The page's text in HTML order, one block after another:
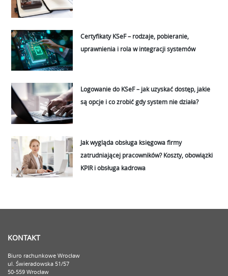
Certyfikaty KSeF – rodzaje, pobieranie,
uprawnienia i rola w integracji systemów
Logowanie do KSeF – jak uzyskać dostęp, jakie
są opcje i co zrobić gdy system nie działa?
Jak wygląda obsługa księgowa firmy
zatrudniającej pracowników? Koszty, obowiązki
KPIR i obsługa kadrowa
KONTAKT
Biuro rachunkowe Wrocław
ul. Świeradowska 51/57
50-559 Wrocław